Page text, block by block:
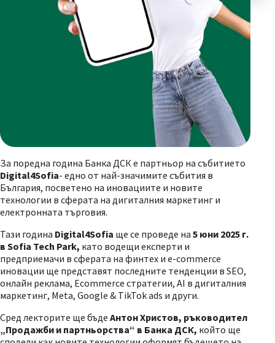
За поредна година Банка ДСК е партньор на събитието
Digital4Sofia- едно от най-значимите събития в
България, посветено на иновациите и новите
технологии в сферата на дигиталния маркетинг и
електронната търговия.
Тази година Digital4Sofia ще се проведе на 5 юни 2025 г.
в Sofia Tech Park, като водещи експерти и
предприемачи в сферата на финтех и e-commerce
иновации ще представят последните тенденции в SEO,
онлайн реклама, Еcommerce стратегии, AI в дигиталния
маркетинг, Meta, Google & TikTok ads и други.
Сред лекторите ще бъде Антон Христов, ръководител
„Продажби и партньорства“ в Банка ДСК, който ще